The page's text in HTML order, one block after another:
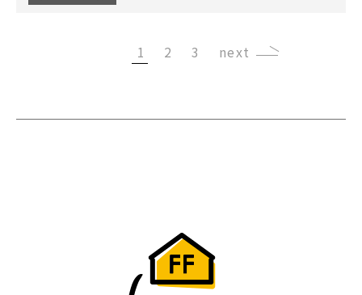
1 2 3 ›